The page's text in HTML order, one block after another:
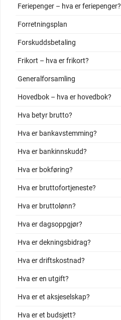
Feriepenger – hva er feriepenger?
Forretningsplan
Forskuddsbetaling
Frikort – hva er frikort?
Generalforsamling
Hovedbok – hva er hovedbok?
Hva betyr brutto?
Hva er bankavstemming?
Hva er bankinnskudd?
Hva er bokføring?
Hva er bruttofortjeneste?
Hva er bruttolønn?
Hva er dagsoppgjør?
Hva er dekningsbidrag?
Hva er driftskostnad?
Hva er en utgift?
Hva er et aksjeselskap?
Hva er et budsjett?